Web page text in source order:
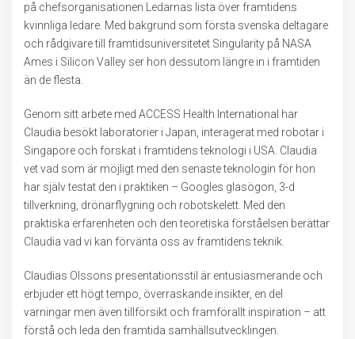
på chefsorganisationen Ledarnas lista över framtidens
kvinnliga ledare. Med bakgrund som första svenska deltagare
och rådgivare till framtidsuniversitetet Singularity på NASA
Ames i Silicon Valley ser hon dessutom längre in i framtiden
än de flesta.
Genom sitt arbete med ACCESS Health International har
Claudia besökt laboratorier i Japan, interagerat med robotar i
Singapore och forskat i framtidens teknologi i USA. Claudia
vet vad som är möjligt med den senaste teknologin för hon
har själv testat den i praktiken – Googles glasögon, 3-d
tillverkning, drönarflygning och robotskelett. Med den
praktiska erfarenheten och den teoretiska förståelsen berättar
Claudia vad vi kan förvänta oss av framtidens teknik.
Claudias Olssons presentationsstil är entusiasmerande och
erbjuder ett högt tempo, överraskande insikter, en del
varningar men även tillförsikt och framförallt inspiration – att
förstå och leda den framtida samhällsutvecklingen.